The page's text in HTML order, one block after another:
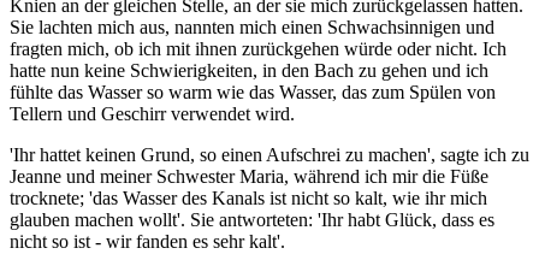
Knien an der gleichen Stelle, an der sie mich zurückgelassen hatten.
Sie lachten mich aus, nannten mich einen Schwachsinnigen und
fragten mich, ob ich mit ihnen zurückgehen würde oder nicht. Ich
hatte nun keine Schwierigkeiten, in den Bach zu gehen und ich
fühlte das Wasser so warm wie das Wasser, das zum Spülen von
Tellern und Geschirr verwendet wird.
'Ihr hattet keinen Grund, so einen Aufschrei zu machen', sagte ich zu
Jeanne und meiner Schwester Maria, während ich mir die Füße
trocknete; 'das Wasser des Kanals ist nicht so kalt, wie ihr mich
glauben machen wollt'. Sie antworteten: 'Ihr habt Glück, dass es
nicht so ist - wir fanden es sehr kalt'.